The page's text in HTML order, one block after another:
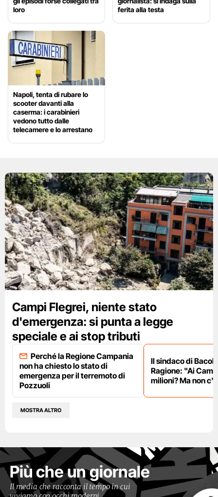
loro
ferita alla testa
Napoli, tenta di rubare lo
scooter davanti alla
caserma: i carabinieri
vedono tutto dalle
telecamere e lo arrestano
Campi Flegrei, niente stato
d'emergenza: si punta a legge
speciale e ai stop tributi
Perché la Regione Campania
non ha chiesto lo stato di
emergenza per il terremoto di
Pozzuoli
Il sindaco di Bacoli
Ragione: "Ai
milioni? Ma non
MOSTRA ALTRO
Più che un giornale
Il media che racconta il tempo in cui